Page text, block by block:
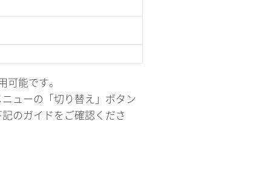
能です。
ューの「切り替え」ボタン
のガイドをご確認くださ